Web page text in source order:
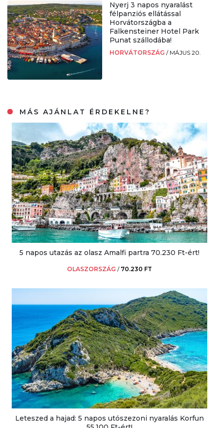
Nyerj 3 napos nyaralást
félpanziós ellátással
Horvátországba a
Falkensteiner Hotel Park
Punat szállodába!
HORVÁTORSZÁG / MÁJUS 20.
MÁS AJÁNLAT ÉRDEKELNE?
5 napos utazás az olasz Amalfi partra 70.230 Ft-ért!
OLASZORSZÁG / 70.230 FT
Leteszed a hajad: 5 napos utószezoni nyaralás Korfun